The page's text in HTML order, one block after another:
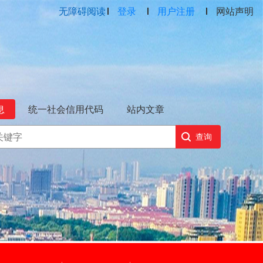
无障碍阅读 登录 用户注册 网站声明
统一社会信用代码 站内文章
查询